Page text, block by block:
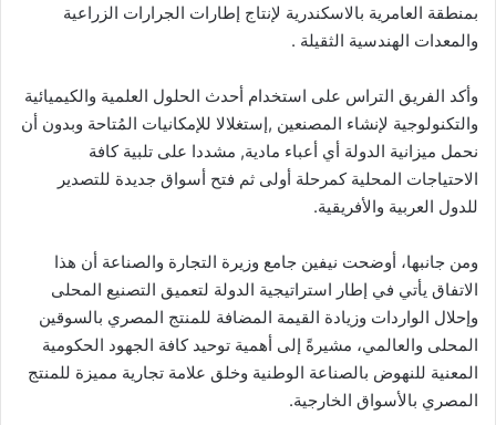
بمنطقة العامرية بالاسكندرية لإنتاج إطارات الجرارات الزراعية
والمعدات الهندسية الثقيلة .
وأكد الفريق التراس على استخدام أحدث الحلول العلمية والكيميائية
والتكنولوجية لإنشاء المصنعين ,إستغلالا للإمكانيات المُتاحة وبدون أن
نحمل ميزانية الدولة أي أعباء مادية, مشددا على تلبية كافة
الاحتياجات المحلية كمرحلة أولى ثم فتح أسواق جديدة للتصدير
للدول العربية والأفريقية.
ومن جانبها، أوضحت نيفين جامع وزيرة التجارة والصناعة أن هذا
الاتفاق يأتي في إطار استراتيجية الدولة لتعميق التصنيع المحلى
وإحلال الواردات وزيادة القيمة المضافة للمنتج المصري بالسوقين
المحلى والعالمي، مشيرةً إلى أهمية توحيد كافة الجهود الحكومية
المعنية للنهوض بالصناعة الوطنية وخلق علامة تجارية مميزة للمنتج
المصري بالأسواق الخارجية.